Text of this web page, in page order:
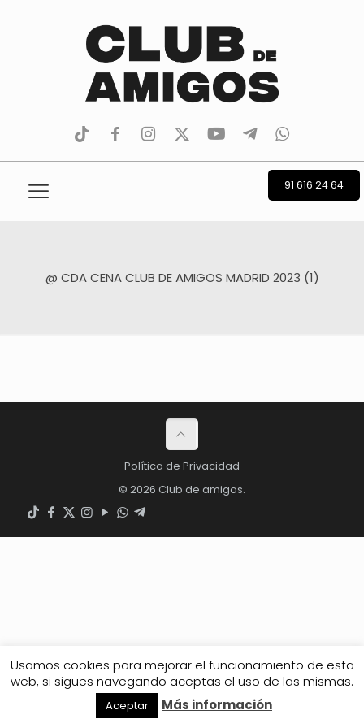
tiktokfacebookinstagram
TwitterYoutubeTelegramwhatsapp
91 616 24 64
@ CDA CENA CLUB DE AMIGOS MADRID 2023 (1)
Política de Privacidad
© 2026 Club de amigos.
Usamos cookies para mejorar el funcionamiento de esta
web, si sigues navegando aceptas el uso de las mismas.
Aceptar Más información